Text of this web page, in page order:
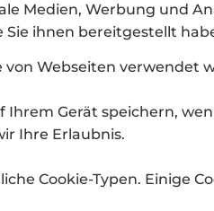
Medien, Werbung und
ihnen bereitgestellt
von Webseiten
Ihrem Gerät speichern,
Ihre Erlaubnis.
Cookie-Typen. Einige